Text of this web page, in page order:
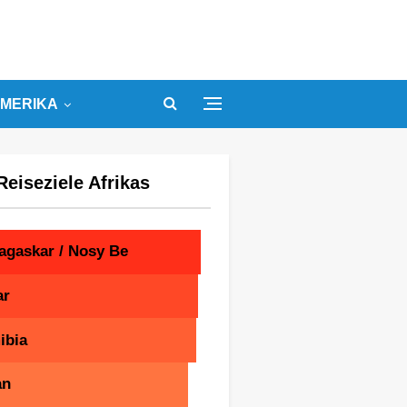
Afrikas
/ Nosy Be